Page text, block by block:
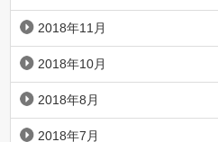
2018年11月
2018年10月
2018年8月
2018年7月